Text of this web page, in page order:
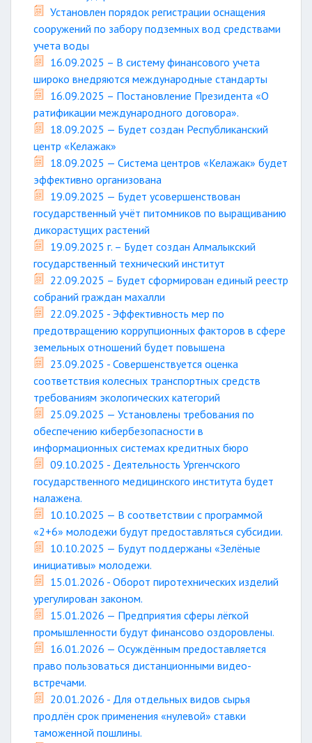
Установлен порядок регистрации оснащения
сооружений по забору подземных вод средствами
учета воды
16.09.2025 – В систему финансового учета
широко внедряются международные стандарты
16.09.2025 – Постановление Президента «О
ратификации международного договора».
18.09.2025 — Будет создан Республиканский
центр «Келажак»
18.09.2025 — Система центров «Келажак» будет
эффективно организована
19.09.2025 — Будет усовершенствован
государственный учёт питомников по выращиванию
дикорастущих растений
19.09.2025 г. – Будет создан Алмалыкский
государственный технический институт
22.09.2025 – Будет сформирован единый реестр
собраний граждан махалли
22.09.2025 - Эффективность мер по
предотвращению коррупционных факторов в сфере
земельных отношений будет повышена
23.09.2025 - Совершенствуется оценка
соответствия колесных транспортных средств
требованиям экологических категорий
25.09.2025 — Установлены требования по
обеспечению кибербезопасности в
информационных системах кредитных бюро
09.10.2025 - Деятельность Ургенчского
государственного медицинского института будет
налажена.
10.10.2025 — В соответствии с программой
«2+6» молодежи будут предоставляться субсидии.
10.10.2025 — Будут поддержаны «Зелёные
инициативы» молодежи.
15.01.2026 - Оборот пиротехнических изделий
урегулирован законом.
15.01.2026 — Предприятия сферы лёгкой
промышленности будут финансово оздоровлены.
16.01.2026 — Осуждённым предоставляется
право пользоваться дистанционными видео-
встречами.
20.01.2026 - Для отдельных видов сырья
продлён срок применения «нулевой» ставки
таможенной пошлины.